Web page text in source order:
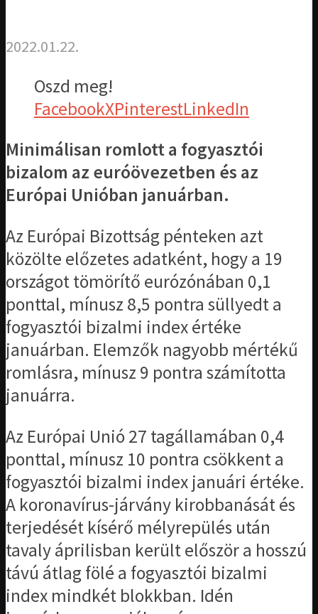
2022.01.22.
Oszd meg!
FacebookXPinterestLinkedIn
Minimálisan romlott a fogyasztói
bizalom az euróövezetben és az
Európai Unióban januárban.
Az Európai Bizottság pénteken azt
közölte előzetes adatként, hogy a 19
országot tömörítő eurózónában 0,1
ponttal, mínusz 8,5 pontra süllyedt a
fogyasztói bizalmi index értéke
januárban. Elemzők nagyobb mértékű
romlásra, mínusz 9 pontra számította
januárra.
Az Európai Unió 27 tagállamában 0,4
ponttal, mínusz 10 pontra csökkent a
fogyasztói bizalmi index januári értéke.
A koronavírus-járvány kirobbanását és
terjedését kísérő mélyrepülés után
tavaly áprilisban került először a hosszú
távú átlag fölé a fogyasztói bizalmi
index mindkét blokkban. Idén